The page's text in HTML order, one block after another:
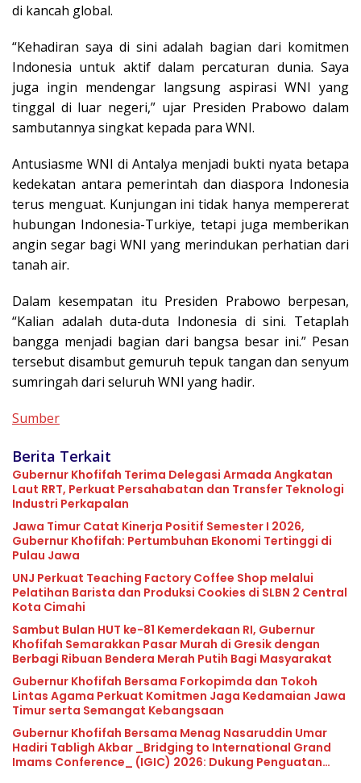
di kancah global.
“Kehadiran saya di sini adalah bagian dari komitmen
Indonesia untuk aktif dalam percaturan dunia. Saya
juga ingin mendengar langsung aspirasi WNI yang
tinggal di luar negeri,” ujar Presiden Prabowo dalam
sambutannya singkat kepada para WNI.
Antusiasme WNI di Antalya menjadi bukti nyata betapa
kedekatan antara pemerintah dan diaspora Indonesia
terus menguat. Kunjungan ini tidak hanya mempererat
hubungan Indonesia-Turkiye, tetapi juga memberikan
angin segar bagi WNI yang merindukan perhatian dari
tanah air.
Dalam kesempatan itu Presiden Prabowo berpesan,
“Kalian adalah duta-duta Indonesia di sini. Tetaplah
bangga menjadi bagian dari bangsa besar ini.” Pesan
tersebut disambut gemuruh tepuk tangan dan senyum
sumringah dari seluruh WNI yang hadir.
Sumber
Berita Terkait
Gubernur Khofifah Terima Delegasi Armada Angkatan
Laut RRT, Perkuat Persahabatan dan Transfer Teknologi
Industri Perkapalan
Jawa Timur Catat Kinerja Positif Semester I 2026,
Gubernur Khofifah: Pertumbuhan Ekonomi Tertinggi di
Pulau Jawa
UNJ Perkuat Teaching Factory Coffee Shop melalui
Pelatihan Barista dan Produksi Cookies di SLBN 2 Central
Kota Cimahi
Sambut Bulan HUT ke-81 Kemerdekaan RI, Gubernur
Khofifah Semarakkan Pasar Murah di Gresik dengan
Berbagi Ribuan Bendera Merah Putih Bagi Masyarakat
Gubernur Khofifah Bersama Forkopimda dan Tokoh
Lintas Agama Perkuat Komitmen Jaga Kedamaian Jawa
Timur serta Semangat Kebangsaan
Gubernur Khofifah Bersama Menag Nasaruddin Umar
Hadiri Tabligh Akbar _Bridging to International Grand
Imams Conference_ (IGIC) 2026: Dukung Penguatan